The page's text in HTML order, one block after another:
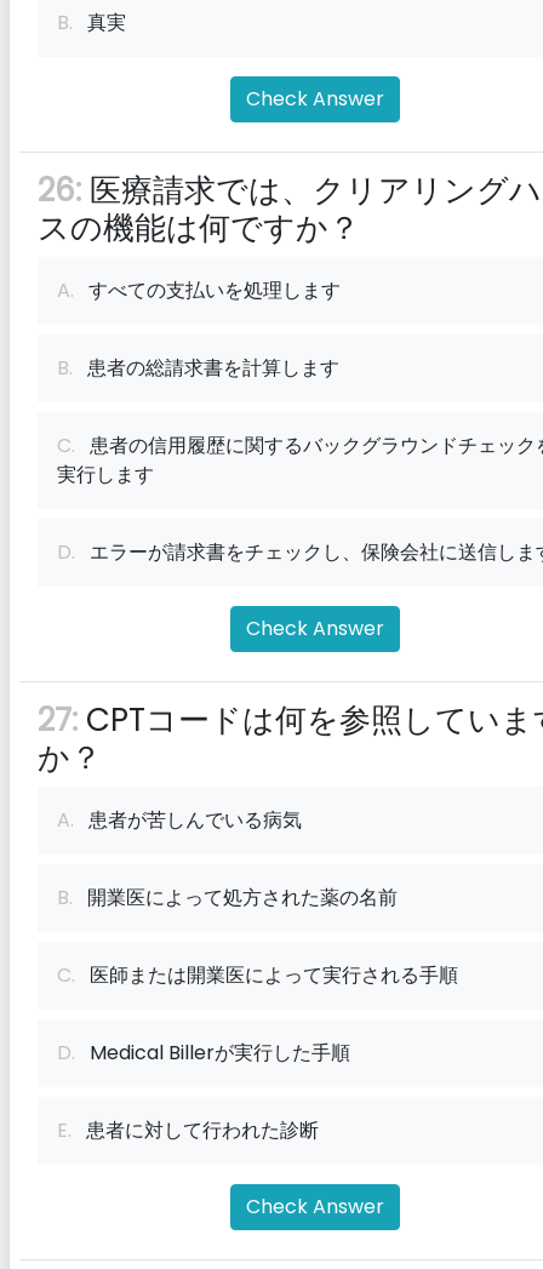
B. 真実
Check Answer
26: 医療請求では、クリアリング
スの機能は何ですか？
A. すべての支払いを処理します
B. 患者の総請求書を計算します
C. 患者の信用履歴に関するバックグラウンドチェック
実行します
D. エラーが請求書をチェックし、保険会社に送信しま
Check Answer
27: CPTコードは何を参照していま
か？
A. 患者が苦しんでいる病気
B. 開業医によって処方された薬の名前
C. 医師または開業医によって実行される手順
D. Medical Billerが実行した手順
E. 患者に対して行われた診断
Check Answer